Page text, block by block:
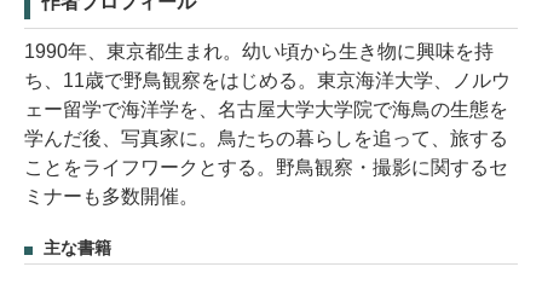
1990年、東京都生まれ。幼い頃から生き物に興味を持
ち、11歳で野鳥観察をはじめる。東京海洋大学、ノルウ
ェー留学で海洋学を、名古屋大学大学院で海鳥の生態を
学んだ後、写真家に。鳥たちの暮らしを追って、旅する
ことをライフワークとする。野鳥観察・撮影に関するセ
ミナーも多数開催。
主な書籍